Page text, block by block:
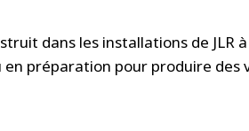
dans les installations de JLR
préparation pour produire des